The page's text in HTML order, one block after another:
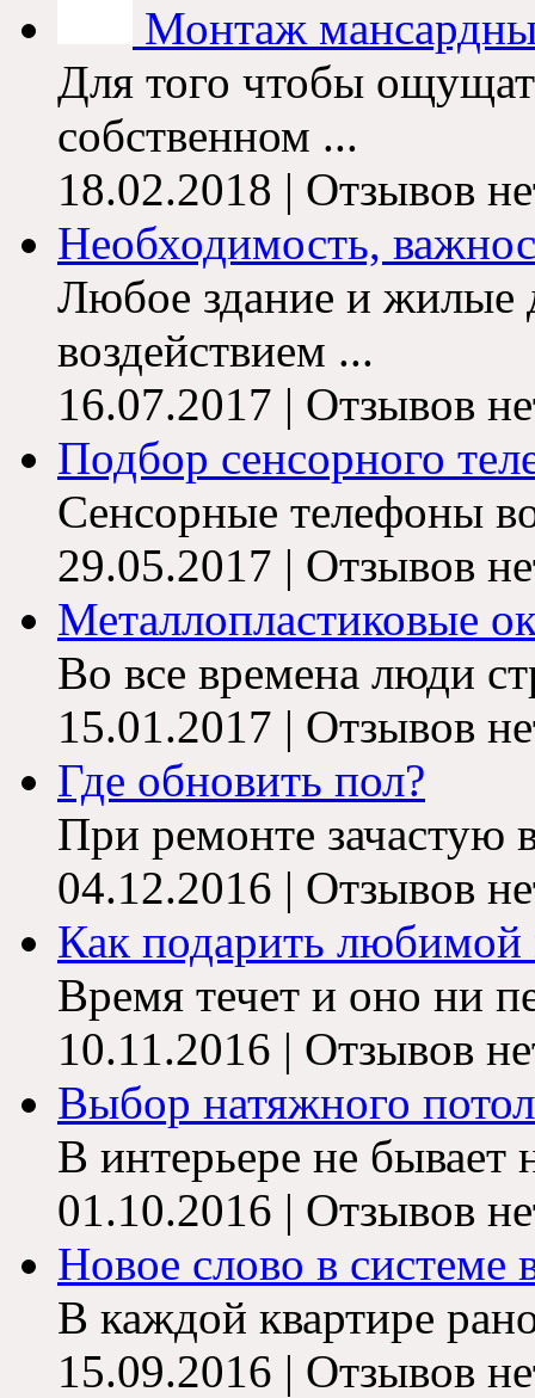
Монтаж
Для того чтобы
собственном ...
18.02.2018 | Отзывов
Необходимость,
Любое здание и жилые
воздействием ...
16.07.2017 | Отзывов
Подбор сенсорного
Сенсорные телефоны
29.05.2017 | Отзывов
Металлопластиковые
Во все времена люди
15.01.2017 | Отзывов
Где обновить пол?
При ремонте зачастую
04.12.2016 | Отзывов
Как подарить любимой
Время течет и оно ни
10.11.2016 | Отзывов
Выбор натяжного
В интерьере не бывает
01.10.2016 | Отзывов
Новое слово в системе
В каждой квартире
15.09.2016 | Отзывов